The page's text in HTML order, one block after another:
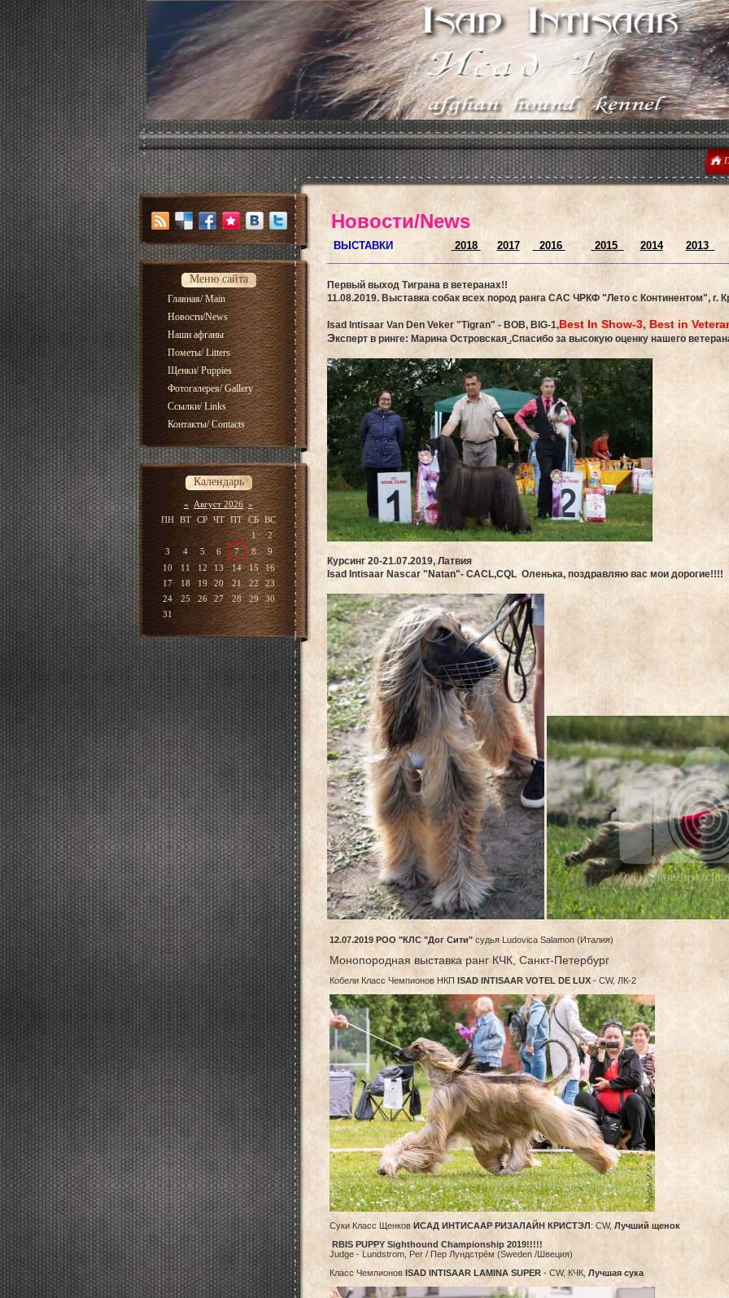
Меню сайта
Главная/ Main
Новости/News
Наши афганы
Пометы/ Litters
Щенки/ Puppies
Фотогалерея/ Gallery
Ссылки/ Links
Контакты/ Contacts
Календарь
« Август 2026 »
ПН ВТ СР ЧТ ПТ СБ ВС
1
2
3
4 5 6 7 8
9
10
11 12 13 14 15
16
17
18 19 20 21 22
23
24
25 26 27 28 29
30
31
Новости/News
ВЫСТАВКИ 2018 2017 2016 2015 2014
2013
Первый выход Тиграна в ветеранах!!
11.08.2019.Выставка собак всех пород ранга САС ЧРКФ "Лето с Континентом", г.
Isad Intisaar Van Den Veker "Tigran" - BOB, BIG-1,Best In Show-3, Best in
Эксперт в ринге: Марина Островская.Спасибо за высокую оценку нашего
Курсинг 20-21.07.2019, Латвия
Isad Intisaar Nascar "Natan"- CACL,CQL Оленька, поздравляю вас мои дорогие!!!!
12.07.2019 РОО "КЛС "Дог Сити" судья Ludovica Salamon (Италия)
Монопородная выставка ранг КЧК, Санкт-Петербург
Кобели Класс Чемпионов НКП ISAD INTISAAR VOTEL DE LUX- CW, ЛК-2
Суки Класс Щенков ИСАД ИНТИСААР РИЗАЛАЙН КРИСТЭЛ : CW, Лучший щенок
RBIS PUPPY Sighthound Championship 2019!!!!!
Judge - Lundstrom, Per / Пер Лундстрём (Sweden /Швеция)
Класс Чемпионов ISAD INTISAAR LAMINA SUPER- CW, КЧК, Лучшая сука